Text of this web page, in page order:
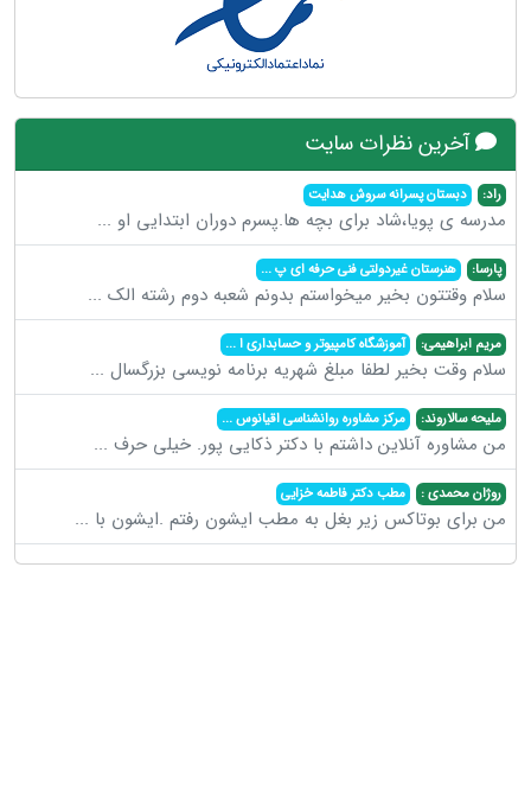
آخرین نظرات سایت
راد: دبستان پسرانه سروش هدایت
مدرسه ی پویا،شاد برای بچه ها.پسرم دوران ابتدایی او ...
پارسا: هنرستان غیردولتی فنی حرفه ای پ...
سلام وقتتون بخیر میخواستم بدونم شعبه دوم رشته الک ...
مریم ابراهیمی: آموزشگاه کامپیوتر و حسابداری ا...
سلام وقت بخیر لطفا مبلغ شهریه برنامه نویسی بزرگسال ...
ملیحه سالاروند: مرکز مشاوره روانشناسی اقیانوس...
من مشاوره آنلاین داشتم با دکتر ذکایی پور. خیلی حرف ...
روژان محمدی : مطب دکتر فاطمه خزایی
من برای بوتاکس زیر بغل به مطب ایشون رفتم .ایشون با ...